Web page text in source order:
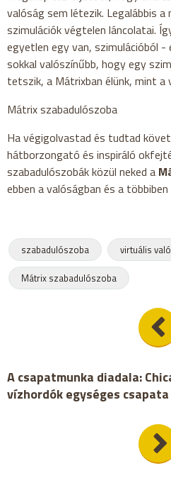
valóság sem létezik. Legalábbis
szimulációk végtelen láncolatai.
egyetlen egy van, szimulációból
sokkal valószínűbb, hogy egy
tetszik, a Mátrixban élünk, mint a
Mátrix szabadulószoba
Ha végigolvastad és tudtad
hátborzongató és inspiráló
szabadulószobák közül neked a
ebben a valóságban és a többiben
szabadulószoba
virtuális
Mátrix szabadulószoba
A csapatmunka diadala:
vízhordók egységes csapata